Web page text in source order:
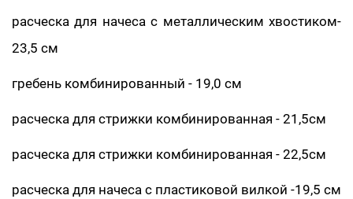
расческа для начеса с металлическим хвостиком-
23,5 см
гребень комбинированный - 19,0 см
расческа для стрижки комбинированная - 21,5см
расческа для стрижки комбинированная - 22,5см
расческа для начеса с пластиковой вилкой -19,5 см